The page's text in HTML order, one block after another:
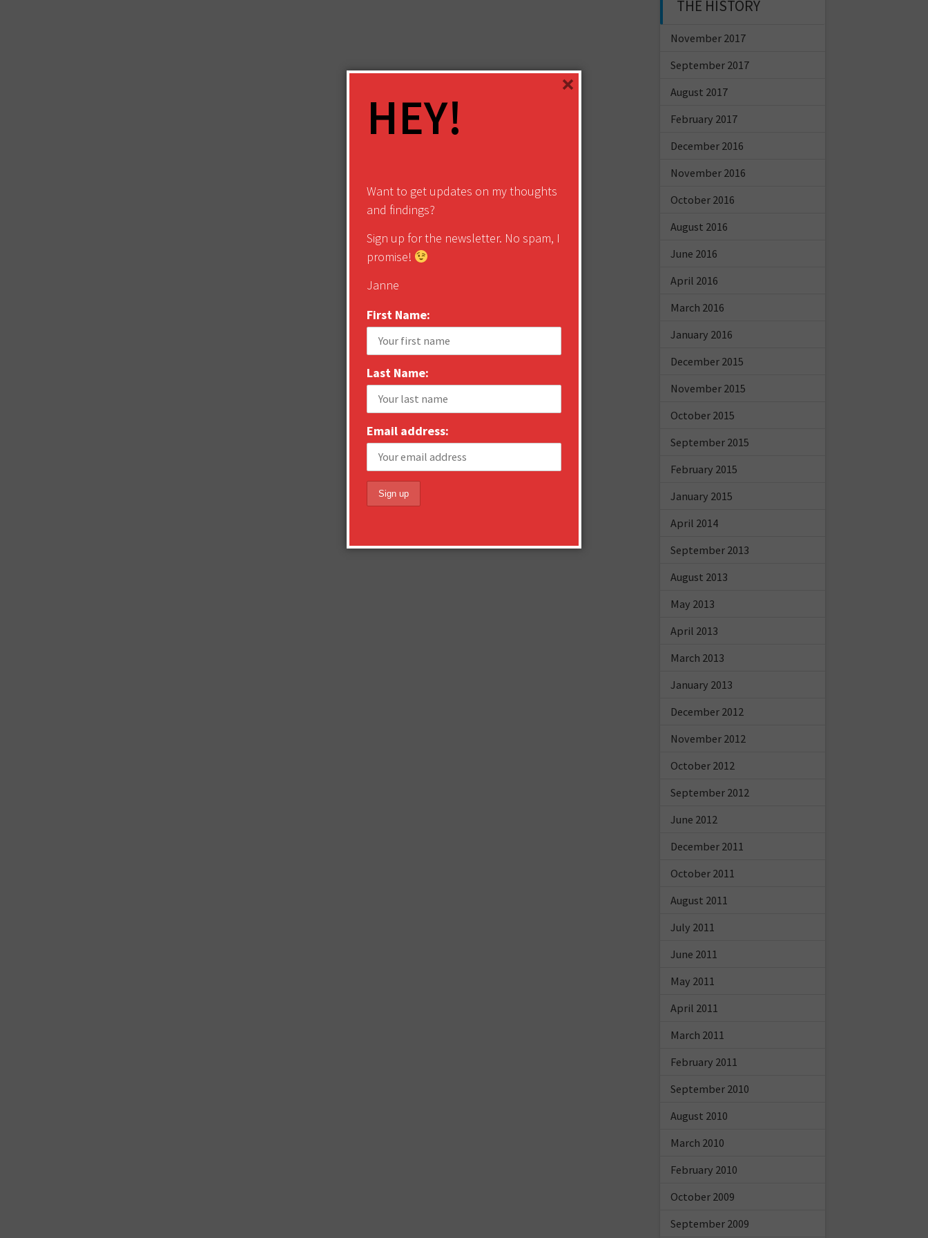
THE HISTORY
November 2017
September 2017
August 2017
February 2017
December 2016
November 2016
October 2016
August 2016
June 2016
April 2016
March 2016
January 2016
December 2015
November 2015
October 2015
September 2015
February 2015
January 2015
April 2014
September 2013
August 2013
May 2013
April 2013
March 2013
January 2013
December 2012
November 2012
October 2012
September 2012
June 2012
December 2011
October 2011
August 2011
July 2011
June 2011
May 2011
April 2011
March 2011
February 2011
September 2010
August 2010
March 2010
February 2010
October 2009
September 2009
HEY!
Want to get updates on my thoughts
and findings?
Sign up for the newsletter. No spam, I
promise!
Janne
First Name:
Last Name:
Email address:
×